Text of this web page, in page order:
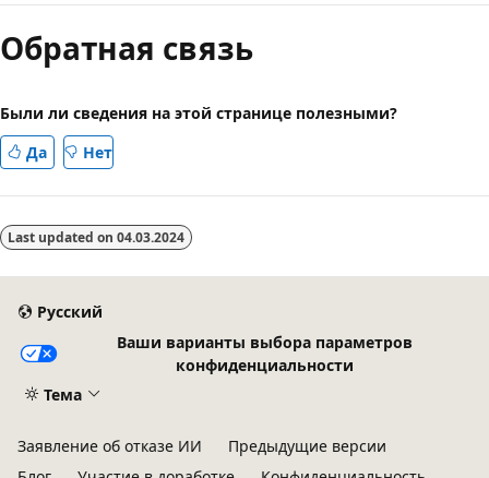
чтения
выключен
Обратная связь
Были ли сведения на этой странице полезными?
Да
Нет
Last updated on 04.03.2024
Русский
Ваши варианты выбора параметров
конфиденциальности
Тема
Заявление об отказе ИИ
Предыдущие версии